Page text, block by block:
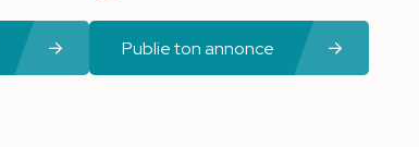
Publie ton annonce